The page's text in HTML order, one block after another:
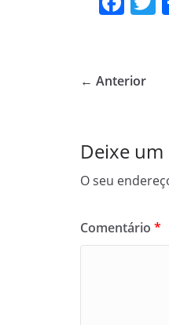
e
o
k
← Anterior
Deixe
O seu
Comentário *